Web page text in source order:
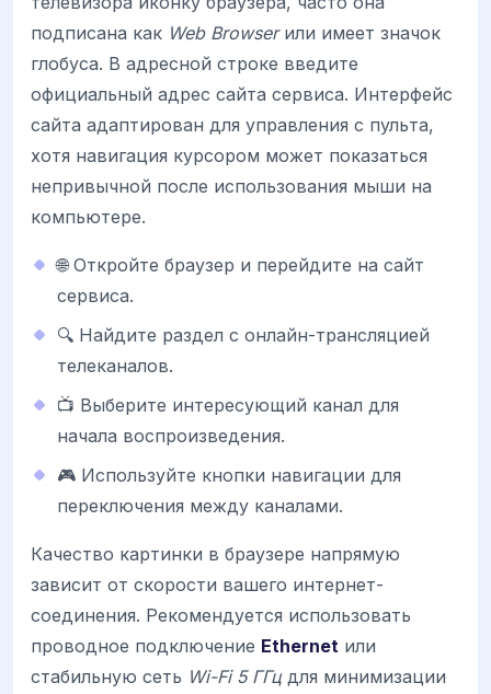
подписана как Web Browserили имеет значок
глобуса. В адресной строке введите
официальный адрес сайта сервиса. Интерфейс
сайта адаптирован для управления с пульта,
хотя навигация курсором может показаться
непривычной после использования мыши на
компьютере.
🌐 Откройте браузер и перейдите на сайт
сервиса.
🔍 Найдите раздел с онлайн-трансляцией
телеканалов.
📺 Выберите интересующий канал для
начала воспроизведения.
🎮 Используйте кнопки навигации для
переключения между каналами.
Качество картинки в браузере напрямую
зависит от скорости вашего интернет-
соединения. Рекомендуется использовать
проводное подключение Ethernet или
стабильную сеть Wi-Fi 5 ГГцдля минимизации